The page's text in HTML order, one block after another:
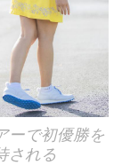
ーで初優勝を
される